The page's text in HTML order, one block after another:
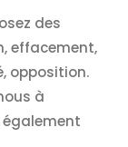
des
effacement,
opposition.
à